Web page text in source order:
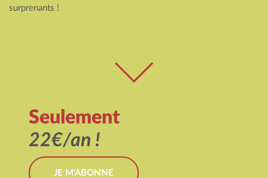
surprenants !
Seulement
22€/an !
JE M'ABONNE